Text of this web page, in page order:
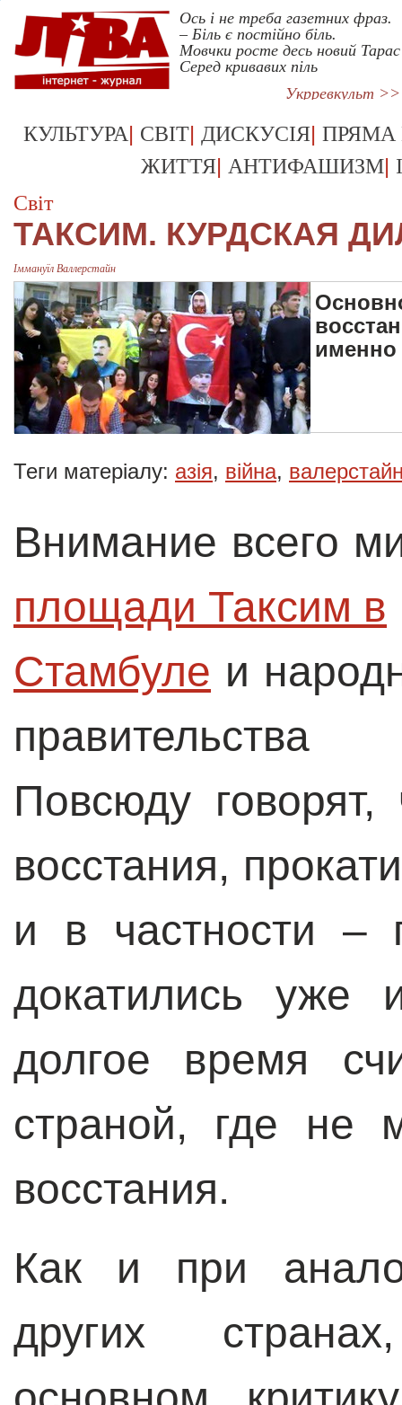
Ось і не треба газетних фраз.
– Біль є постійно біль.
Мовчки росте десь новий Тарас
Серед кривавих піль
Укрревкульт >>
КУЛЬТУРА| СВІТ| ДИСКУСІЯ| ПРЯМА
ЖИТТЯ| АНТИФАШИЗМ|
Світ
ТАКСИМ. КУРДСКАЯ
Іммануїл Валлерстайн
Теги матеріалу: азія, війна,
Внимание всего
площади Таксим в
Стамбуле и
Повсюду говорят,
восстания,
и в частности –
докатились уже
долгое время
страной, где не
восстания.
Как и при
других